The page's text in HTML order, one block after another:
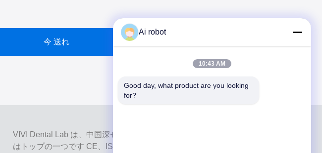
今 送れ
VIVI Dental Lab は、中国深センのハイレベルなフルサービスのラボです。それ
はトップの一つです CE、ISO、FDAの認証を取得し、最新の機械を備えた歯科
Ai robot
10:43 AM
Good day, what product are you looking
for?